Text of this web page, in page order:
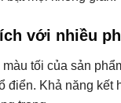
với nhiều
tối của sản
điển. Khả năng